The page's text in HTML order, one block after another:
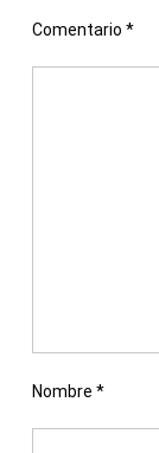
Comentario *
Nombre *